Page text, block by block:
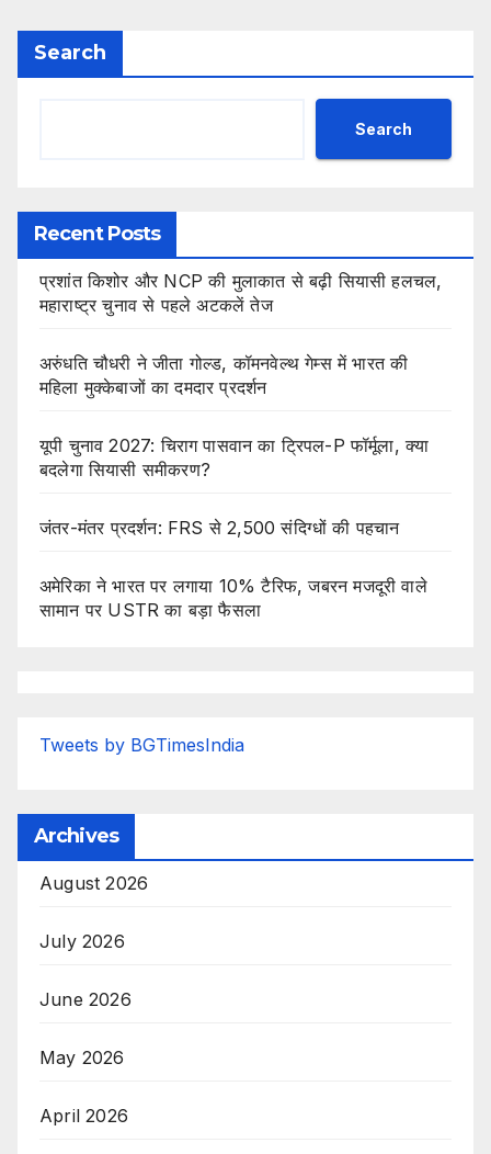
Search
Search
Recent Posts
प्रशांत किशोर और NCP की मुलाकात से बढ़ी सियासी हलचल,
महाराष्ट्र चुनाव से पहले अटकलें तेज
अरुंधति चौधरी ने जीता गोल्ड, कॉमनवेल्थ गेम्स में भारत की
महिला मुक्केबाजों का दमदार प्रदर्शन
यूपी चुनाव 2027: चिराग पासवान का ट्रिपल-P फॉर्मूला, क्या
बदलेगा सियासी समीकरण?
जंतर-मंतर प्रदर्शन: FRS से 2,500 संदिग्धों की पहचान
अमेरिका ने भारत पर लगाया 10% टैरिफ, जबरन मजदूरी वाले
सामान पर USTR का बड़ा फैसला
Tweets by BGTimesIndia
Archives
August 2026
July 2026
June 2026
May 2026
April 2026